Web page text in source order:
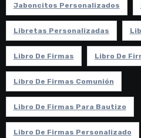
Jaboncitos Personalizados
Libretas Personalizadas
Libro De Firmas Libro De
Libro De Firmas Comunión
Libro De Firmas Para Bautizo
Libro De Firmas Personalizado